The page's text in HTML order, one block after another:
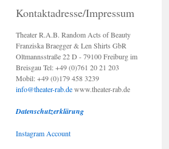
Kontaktadresse/Impressum
Theater R.A.B. Random Acts of Beauty
Franziska Braegger & Len Shirts GbR
Oltmannsstraße 22 D - 79100 Freiburg im
Breisgau Tel: +49 (0)761 20 21 203
Mobil: +49 (0)179 458 3239
info@theater-rab.dewww.theater-rab.de
Datenschutzerklärung
Instagram Account